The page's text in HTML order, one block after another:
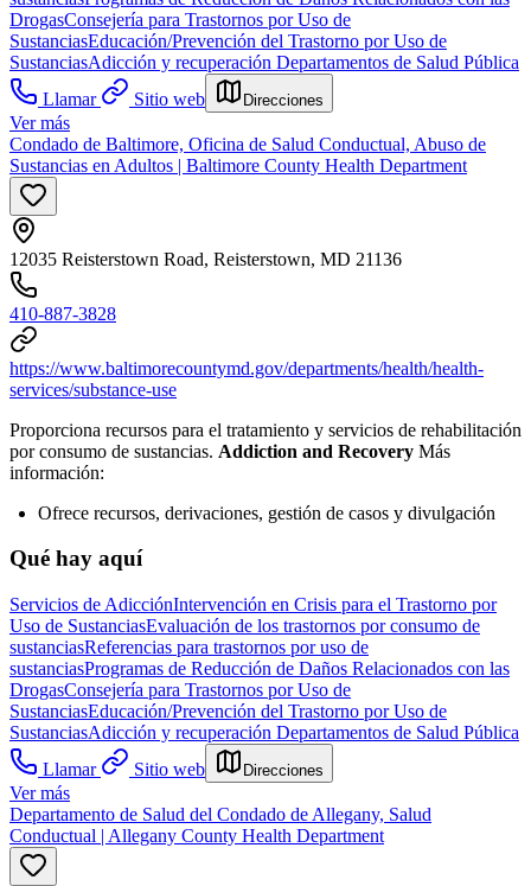
DrogasConsejería para Trastornos por Uso de
SustanciasEducación/Prevención del Trastorno por Uso de
SustanciasAdicción y recuperación Departamentos de Salud Pública
Llamar
Sitio web Direcciones
Ver más
Condado de Baltimore, Oficina de Salud Conductual, Abuso de
Sustancias en Adultos | Baltimore County Health Department
12035 Reisterstown Road, Reisterstown, MD 21136
410-887-3828
https://www.baltimorecountymd.gov/departments/health/health-
services/substance-use
Proporciona recursos para el tratamiento y servicios de rehabilitación
por consumo de sustancias. Addiction and Recovery Más
información:
Ofrece recursos, derivaciones, gestión de casos y divulgación
Qué hay aquí
Servicios de AdicciónIntervención en Crisis para el Trastorno por
Uso de SustanciasEvaluación de los trastornos por consumo de
sustanciasReferencias para trastornos por uso de
sustanciasProgramas de Reducción de Daños Relacionados con las
DrogasConsejería para Trastornos por Uso de
SustanciasEducación/Prevención del Trastorno por Uso de
SustanciasAdicción y recuperación Departamentos de Salud Pública
Llamar
Sitio web Direcciones
Ver más
Departamento de Salud del Condado de Allegany, Salud
Conductual | Allegany County Health Department